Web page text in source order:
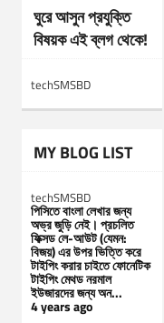
ঘুরে আসুন প্রযুক্তি
বিষয়ক এই ব্লগ থেকে!
techSMSBD
MY BLOG LIST
techSMSBD
পিসিতে বাংলা লেখার জন্য
অভ্র জুড়ি নেই। প্রচলিত
ফিক্সড লে-আউট (যেমন:
বিজয়) এর উপর ভিত্তি করে
টাইপিং করার চাইতে ফোনেটিক
টাইপিং মেথড নরমাল
ইউজারদের জন্য অন...
4 years ago